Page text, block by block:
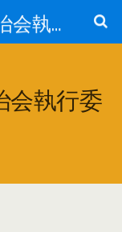
大阪産業大学学生自治会執行委員会
会執行委